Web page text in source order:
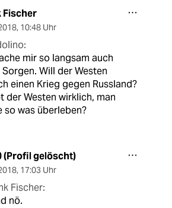
Fischer
, 10:48 Uhr
mir so langsam auch
Will der Westen
einen Krieg gegen Russland?
der Westen wirklich, man
so was überleben?
(Profil gelöscht)
, 17:03 Uhr
Fischer:
nö.